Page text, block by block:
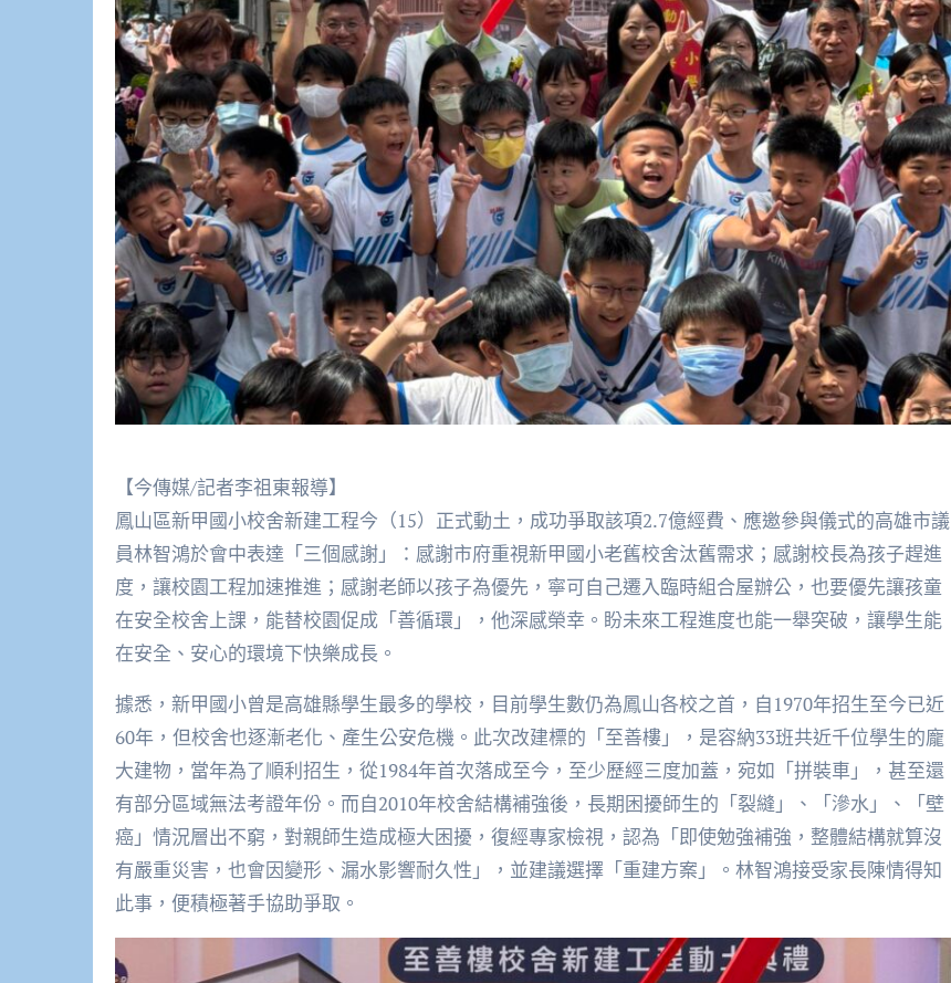
【今傳媒/記者李祖東報導】
鳳山區新甲國小校舍新建工程今（15）正式動土，成功爭取該項2.7億經費、應邀參與儀式的高雄市議
員林智鴻於會中表達「三個感謝」：感謝市府重視新甲國小老舊校舍汰舊需求；感謝校長為孩子趕進
度，讓校園工程加速推進；感謝老師以孩子為優先，寧可自己遷入臨時組合屋辦公，也要優先讓孩童
在安全校舍上課，能替校園促成「善循環」，他深感榮幸。盼未來工程進度也能一舉突破，讓學生能
在安全、安心的環境下快樂成長。
據悉，新甲國小曾是高雄縣學生最多的學校，目前學生數仍為鳳山各校之首，自1970年招生至今已近
60年，但校舍也逐漸老化、產生公安危機。此次改建標的「至善樓」，是容納33班共近千位學生的龐
大建物，當年為了順利招生，從1984年首次落成至今，至少歷經三度加蓋，宛如「拼裝車」，甚至還
有部分區域無法考證年份。而自2010年校舍結構補強後，長期困擾師生的「裂縫」、「滲水」、「壁
癌」情況層出不窮，對親師生造成極大困擾，復經專家檢視，認為「即使勉強補強，整體結構就算沒
有嚴重災害，也會因變形、漏水影響耐久性」，並建議選擇「重建方案」。林智鴻接受家長陳情得知
此事，便積極著手協助爭取。